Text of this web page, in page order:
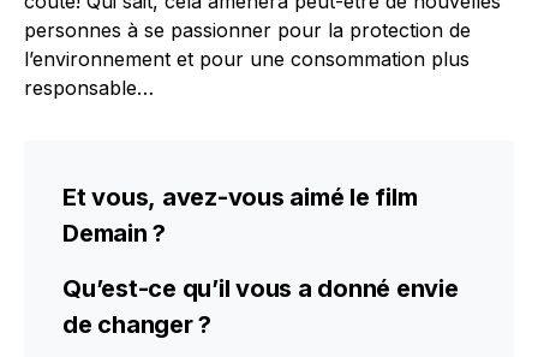
personnes à se passionner pour la protection de
l’environnement et pour une consommation plus
responsable…
Et vous, avez-vous aimé le film
Demain ?
Qu’est-ce qu’il vous a donné envie
de changer ?